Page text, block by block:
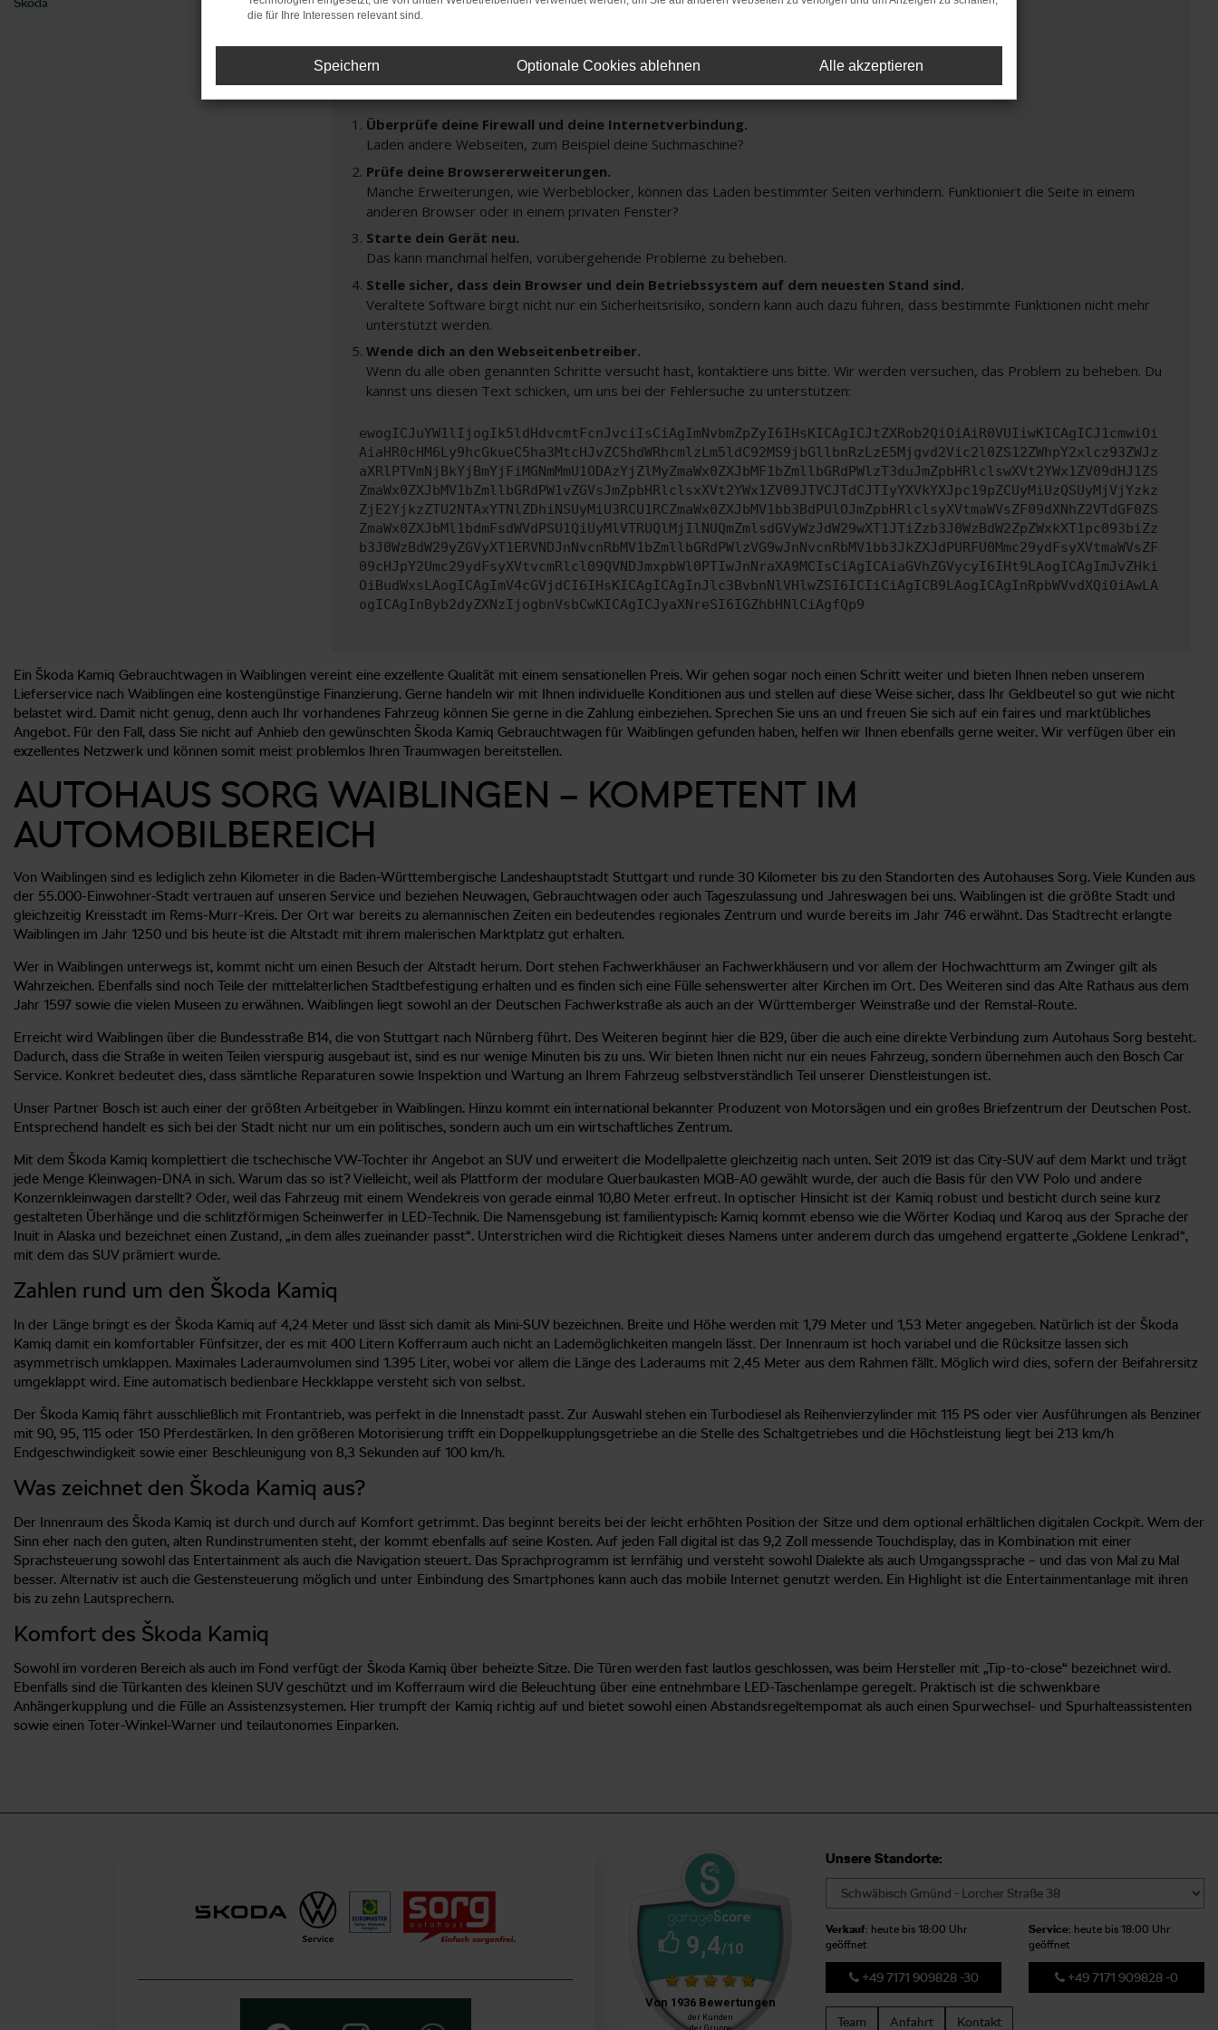
Fehler: Network Error
Beim Laden ist ein Fehler aufgetreten.
Hier sind ein paar Tipps, die dir helfen können:
Überprüfe deine Firewall und deine Internetverbindung.
Laden andere Webseiten, zum Beispiel deine Suchmaschine?
Prüfe deine Browsererweiterungen.
Manche Erweiterungen, wie Werbeblocker, können das Laden bestimmter Seiten verhindern. Funktioniert die Seite in einem
anderen Browser oder in einem privaten Fenster?
Starte dein Gerät neu.
Das kann manchmal helfen, vorübergehende Probleme zu beheben.
Stelle sicher, dass dein Browser und dein Betriebssystem auf dem neuesten Stand sind.
Veraltete Software birgt nicht nur ein Sicherheitsrisiko, sondern kann auch dazu führen, dass bestimmte Funktionen nicht mehr
unterstützt werden.
Wende dich an den Webseitenbetreiber.
Wenn du alle oben genannten Schritte versucht hast, kontaktiere uns bitte. Wir werden versuchen, das Problem zu beheben. Du
kannst uns diesen Text schicken, um uns bei der Fehlersuche zu unterstützen:
ewogICJuYW1lIjogIk5ldHdvcmtFcnJvciIsCiAgImNvbmZpZyI6IHsKICAgICJtZXRob2QiOiAiR0VUIiwKICAgICJ1cmwiOi
AiaHR0cHM6Ly9hcGkueC5ha3MtcHJvZC5hdWRhcmlzLm5ldC92MS9jbGllbnRzLzE5Mjgvd2Vic2l0ZS12ZWhpY2xlcz93ZWJz
aXRlPTVmNjBkYjBmYjFiMGNmMmU1ODAzYjZlMyZmaWx0ZXJbMF1bZmllbGRdPWlzT3duJmZpbHRlclswXVt2YWx1ZV09dHJ1ZS
ZmaWx0ZXJbMV1bZmllbGRdPW1vZGVsJmZpbHRlclsxXVt2YWx1ZV09JTVCJTdCJTIyYXVkYXJpc19pZCUyMiUzQSUyMjVjYzkz
ZjE2YjkzZTU2NTAxYTNlZDhiNSUyMiU3RCU1RCZmaWx0ZXJbMV1bb3BdPUlOJmZpbHRlclsyXVtmaWVsZF09dXNhZ2VTdGF0ZS
ZmaWx0ZXJbMl1bdmFsdWVdPSU1QiUyMlVTRUQlMjIlNUQmZmlsdGVyWzJdW29wXT1JTiZzb3J0WzBdW2ZpZWxkXT1pc093biZz
b3J0WzBdW29yZGVyXT1ERVNDJnNvcnRbMV1bZmllbGRdPWlzVG9wJnNvcnRbMV1bb3JkZXJdPURFU0Mmc29ydFsyXVtmaWVsZF
09cHJpY2Umc29ydFsyXVtvcmRlcl09QVNDJmxpbWl0PTIwJnNraXA9MCIsCiAgICAiaGVhZGVycyI6IHt9LAogICAgImJvZHki
OiBudWxsLAogICAgImV4cGVjdCI6IHsKICAgICAgInJlc3BvbnNlVHlwZSI6ICIiCiAgICB9LAogICAgInRpbWVvdXQiOiAwLA
ogICAgInByb2dyZXNzIjogbnVsbCwKICAgICJyaXNreSI6IGZhbHNlCiAgfQp9
Ein Škoda Kamiq Gebrauchtwagen in Waiblingen vereint eine exzellente Qualität mit einem sensationellen Preis. Wir gehen sogar noch einen Schritt weiter und bieten Ihnen neben unserem
Lieferservice nach Waiblingen eine kostengünstige Finanzierung. Gerne handeln wir mit Ihnen individuelle Konditionen aus und stellen auf diese Weise sicher, dass Ihr Geldbeutel so gut wie nicht
belastet wird. Damit nicht genug, denn auch Ihr vorhandenes Fahrzeug können Sie gerne in die Zahlung einbeziehen. Sprechen Sie uns an und freuen Sie sich auf ein faires und marktübliches
Angebot. Für den Fall, dass Sie nicht auf Anhieb den gewünschten Škoda Kamiq Gebrauchtwagen für Waiblingen gefunden haben, helfen wir Ihnen ebenfalls gerne weiter. Wir verfügen über ein
exzellentes Netzwerk und können somit meist problemlos Ihren Traumwagen bereitstellen.
AUTOHAUS SORG WAIBLINGEN – KOMPETENT IM
AUTOMOBILBEREICH
Von Waiblingen sind es lediglich zehn Kilometer in die Baden-Württembergische Landeshauptstadt Stuttgart und runde 30 Kilometer bis zu den Standorten des Autohauses Sorg. Viele Kunden aus
der 55.000-Einwohner-Stadt vertrauen auf unseren Service und beziehen Neuwagen, Gebrauchtwagen oder auch Tageszulassung und Jahreswagen bei uns. Waiblingen ist die größte Stadt und
gleichzeitig Kreisstadt im Rems-Murr-Kreis. Der Ort war bereits zu alemannischen Zeiten ein bedeutendes regionales Zentrum und wurde bereits im Jahr 746 erwähnt. Das Stadtrecht erlangte
Waiblingen im Jahr 1250 und bis heute ist die Altstadt mit ihrem malerischen Marktplatz gut erhalten.
Wer in Waiblingen unterwegs ist, kommt nicht um einen Besuch der Altstadt herum. Dort stehen Fachwerkhäuser an Fachwerkhäusern und vor allem der Hochwachtturm am Zwinger gilt als
Wahrzeichen. Ebenfalls sind noch Teile der mittelalterlichen Stadtbefestigung erhalten und es finden sich eine Fülle sehenswerter alter Kirchen im Ort. Des Weiteren sind das Alte Rathaus aus dem
Jahr 1597 sowie die vielen Museen zu erwähnen. Waiblingen liegt sowohl an der Deutschen Fachwerkstraße als auch an der Württemberger Weinstraße und der Remstal-Route.
Erreicht wird Waiblingen über die Bundesstraße B14, die von Stuttgart nach Nürnberg führt. Des Weiteren beginnt hier die B29, über die auch eine direkte Verbindung zum Autohaus Sorg besteht.
Dadurch, dass die Straße in weiten Teilen vierspurig ausgebaut ist, sind es nur wenige Minuten bis zu uns. Wir bieten Ihnen nicht nur ein neues Fahrzeug, sondern übernehmen auch den Bosch Car
Service. Konkret bedeutet dies, dass sämtliche Reparaturen sowie Inspektion und Wartung an Ihrem Fahrzeug selbstverständlich Teil unserer Dienstleistungen ist.
Unser Partner Bosch ist auch einer der größten Arbeitgeber in Waiblingen. Hinzu kommt ein international bekannter Produzent von Motorsägen und ein großes Briefzentrum der Deutschen Post.
Entsprechend handelt es sich bei der Stadt nicht nur um ein politisches, sondern auch um ein wirtschaftliches Zentrum.
Mit dem Škoda Kamiq komplettiert die tschechische VW-Tochter ihr Angebot an SUV und erweitert die Modellpalette gleichzeitig nach unten. Seit 2019 ist das City-SUV auf dem Markt und trägt
jede Menge Kleinwagen-DNA in sich. Warum das so ist? Vielleicht, weil als Plattform der modulare Querbaukasten MQB-A0 gewählt wurde, der auch die Basis für den VW Polo und andere
Konzernkleinwagen darstellt? Oder, weil das Fahrzeug mit einem Wendekreis von gerade einmal 10,80 Meter erfreut. In optischer Hinsicht ist der Kamiq robust und besticht durch seine kurz
gestalteten Überhänge und die schlitzförmigen Scheinwerfer in LED-Technik. Die Namensgebung ist familientypisch: Kamiq kommt ebenso wie die Wörter Kodiaq und Karoq aus der Sprache der
Inuit in Alaska und bezeichnet einen Zustand, „in dem alles zueinander passt“. Unterstrichen wird die Richtigkeit dieses Namens unter anderem durch das umgehend ergatterte „Goldene Lenkrad“,
mit dem das SUV prämiert wurde.
Zahlen rund um den Škoda Kamiq
In der Länge bringt es der Škoda Kamiq auf 4,24 Meter und lässt sich damit als Mini-SUV bezeichnen. Breite und Höhe werden mit 1,79 Meter und 1,53 Meter angegeben. Natürlich ist der Škoda
Kamiq damit ein komfortabler Fünfsitzer, der es mit 400 Litern Kofferraum auch nicht an Lademöglichkeiten mangeln lässt. Der Innenraum ist hoch variabel und die Rücksitze lassen sich
asymmetrisch umklappen. Maximales Laderaumvolumen sind 1.395 Liter, wobei vor allem die Länge des Laderaums mit 2,45 Meter aus dem Rahmen fällt. Möglich wird dies, sofern der Beifahrersitz
umgeklappt wird. Eine automatisch bedienbare Heckklappe versteht sich von selbst.
Der Škoda Kamiq fährt ausschließlich mit Frontantrieb, was perfekt in die Innenstadt passt. Zur Auswahl stehen ein Turbodiesel als Reihenvierzylinder mit 115 PS oder vier Ausführungen als Benziner
mit 90, 95, 115 oder 150 Pferdestärken. In den größeren Motorisierung trifft ein Doppelkupplungsgetriebe an die Stelle des Schaltgetriebes und die Höchstleistung liegt bei 213 km/h
Endgeschwindigkeit sowie einer Beschleunigung von 8,3 Sekunden auf 100 km/h.
Was zeichnet den Škoda Kamiq aus?
Der Innenraum des Škoda Kamiq ist durch und durch auf Komfort getrimmt. Das beginnt bereits bei der leicht erhöhten Position der Sitze und dem optional erhältlichen digitalen Cockpit. Wem der
Sinn eher nach den guten, alten Rundinstrumenten steht, der kommt ebenfalls auf seine Kosten. Auf jeden Fall digital ist das 9,2 Zoll messende Touchdisplay, das in Kombination mit einer
Sprachsteuerung sowohl das Entertainment als auch die Navigation steuert. Das Sprachprogramm ist lernfähig und versteht sowohl Dialekte als auch Umgangssprache – und das von Mal zu Mal
besser. Alternativ ist auch die Gestensteuerung möglich und unter Einbindung des Smartphones kann auch das mobile Internet genutzt werden. Ein Highlight ist die Entertainmentanlage mit ihren
bis zu zehn Lautsprechern.
Komfort des Škoda Kamiq
Sowohl im vorderen Bereich als auch im Fond verfügt der Škoda Kamiq über beheizte Sitze. Die Türen werden fast lautlos geschlossen, was beim Hersteller mit „Tip-to-close“ bezeichnet wird.
Ebenfalls sind die Türkanten des kleinen SUV geschützt und im Kofferraum wird die Beleuchtung über eine entnehmbare LED-Taschenlampe geregelt. Praktisch ist die schwenkbare
Anhängerkupplung und die Fülle an Assistenzsystemen. Hier trumpft der Kamiq richtig auf und bietet sowohl einen Abstandsregeltempomat als auch einen Spurwechsel- und Spurhalteassistenten
sowie einen Toter-Winkel-Warner und teilautonomes Einparken.
Unsere Standorte:
Verkauf: heute bis 18:00 Uhr
geöffnet
+49 7171 909828 -30
Service: heute bis 18:00 Uhr
geöffnet
+49 7171 909828 -0
Team Anfahrt Kontakt
die für Ihre Interessen relevant sind.
Speichern Optionale Cookies ablehnen Alle akzeptieren